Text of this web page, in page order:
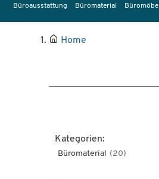
Büroausstattung Büromaterial Büromöbel
Home
Kategorien:
Büromaterial (20)